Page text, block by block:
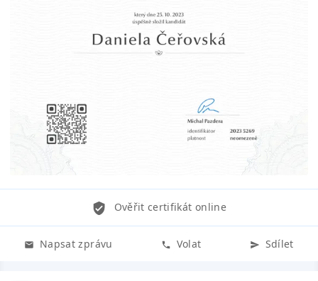
Ověřit certifikát online
Napsat zprávu Volat Sdílet